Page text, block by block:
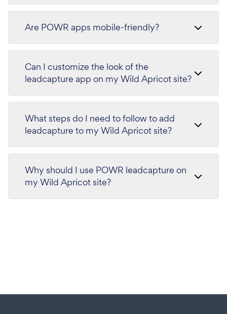
Are POWR apps mobile-friendly?
Can I customize the look of the
leadcapture app on my Wild Apricot site?
What steps do I need to follow to add
leadcapture to my Wild Apricot site?
Why should I use POWR leadcapture on
my Wild Apricot site?